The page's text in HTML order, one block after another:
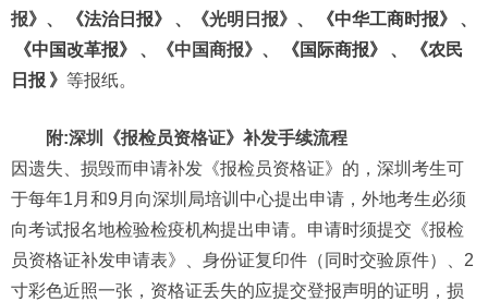
报》、
《法治日报》 、《光明日报》、 《中华工商时报》
、
《中国改革报》
、《中国商报》、 《国际商报》 、
《农民
日报 》 等报纸。
附:深圳《报检员资格证》补发手续流程
因遗失、损毁而申请补发《报检员资格证》的，深圳考生可
于每年1月和9月向深圳局培训中心提出申请，外地考生必须
向考试报名地检验检疫机构提出申请。申请时须提交《报检
员资格证补发申请表》、身份证复印件（同时交验原件）、2
寸彩色近照一张，资格证丢失的应提交登报声明的证明，损